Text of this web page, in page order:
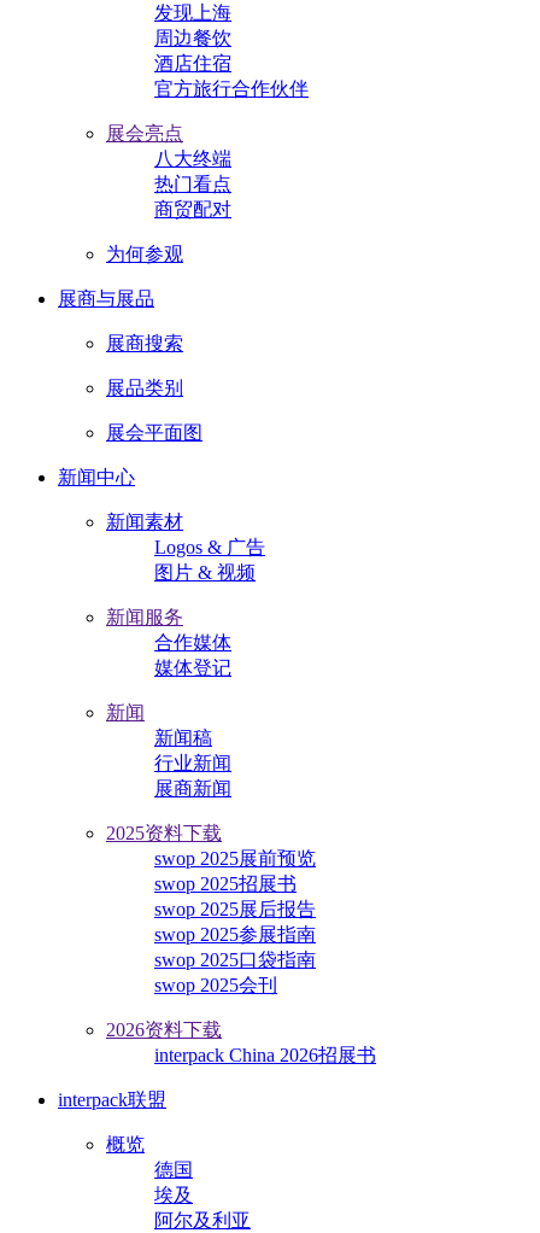
发现上海
周边餐饮
酒店住宿
官方旅行合作伙伴
展会亮点
八大终端
热门看点
商贸配对
为何参观
展商与展品
展商搜索
展品类别
展会平面图
新闻中心
新闻素材
Logos & 广告
图片 & 视频
新闻服务
合作媒体
媒体登记
新闻
新闻稿
行业新闻
展商新闻
2025资料下载
swop 2025展前预览
swop 2025招展书
swop 2025展后报告
swop 2025参展指南
swop 2025口袋指南
swop 2025会刊
2026资料下载
interpack China 2026招展书
interpack联盟
概览
德国
埃及
阿尔及利亚